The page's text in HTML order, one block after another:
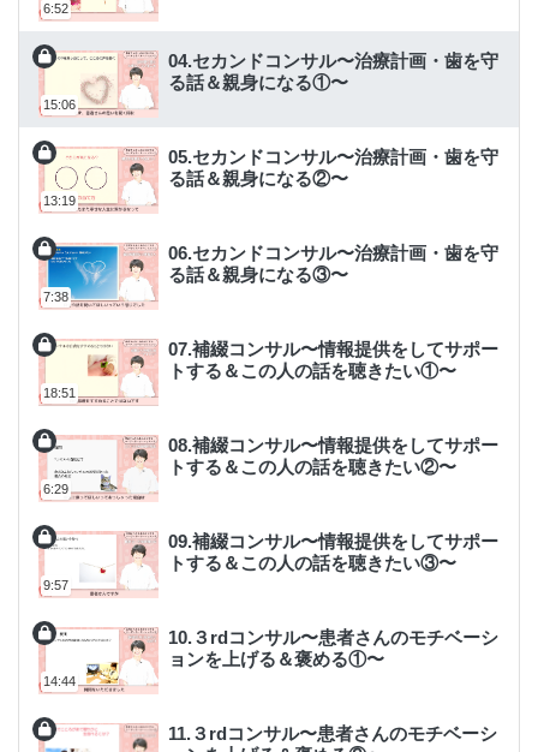
6:52
15:06
04.セカンドコンサル〜治療計画・歯を守
る話＆親身になる①〜
13:19
05.セカンドコンサル〜治療計画・歯を守
る話＆親身になる②〜
7:38
06.セカンドコンサル〜治療計画・歯を守
る話＆親身になる③〜
18:51
07.補綴コンサル〜情報提供をしてサポー
トする＆この人の話を聴きたい①〜
6:29
08.補綴コンサル〜情報提供をしてサポー
トする＆この人の話を聴きたい②〜
9:57
09.補綴コンサル〜情報提供をしてサポー
トする＆この人の話を聴きたい③〜
14:44
10.３rdコンサル〜患者さんのモチベーシ
ョンを上げる＆褒める①〜
11.３rdコンサル〜患者さんのモチベーシ